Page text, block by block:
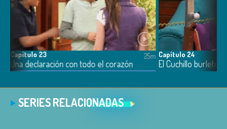
Capítulo 23
Una declaración con todo el corazón
25m Capítulo 24
SERIES RELACIONADAS